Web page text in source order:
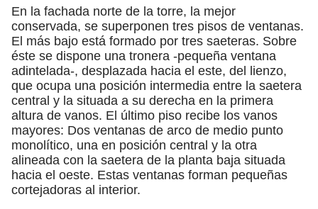
En la fachada norte de la torre, la mejor
conservada, se superponen tres pisos de ventanas.
El más bajo está formado por tres saeteras. Sobre
éste se dispone una tronera -pequeña ventana
adintelada-, desplazada hacia el este, del lienzo,
que ocupa una posición intermedia entre la saetera
central y la situada a su derecha en la primera
altura de vanos. El último piso recibe los vanos
mayores: Dos ventanas de arco de medio punto
monolítico, una en posición central y la otra
alineada con la saetera de la planta baja situada
hacia el oeste. Estas ventanas forman pequeñas
cortejadoras al interior.